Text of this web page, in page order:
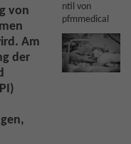
von
Am
der
ntil von
pfmmedical